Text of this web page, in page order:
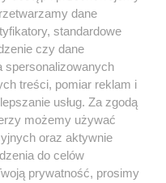
[GALERIA] dane
standardowe
czy dane
spersonalizowanych
treści, pomiar reklam i
usług. Za zgodą
możemy używać
oraz aktywnie
do celów
prywatność, prosimy